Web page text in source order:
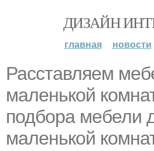
ДИЗАЙН
главная новости
Расставляем
маленькой
подбора мебели
маленькой